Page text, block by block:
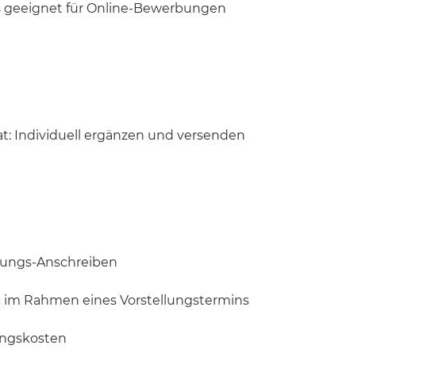
geeignet für Online-Bewerbungen
Individuell ergänzen und versenden
Anschreiben
Rahmen eines Vorstellungstermins